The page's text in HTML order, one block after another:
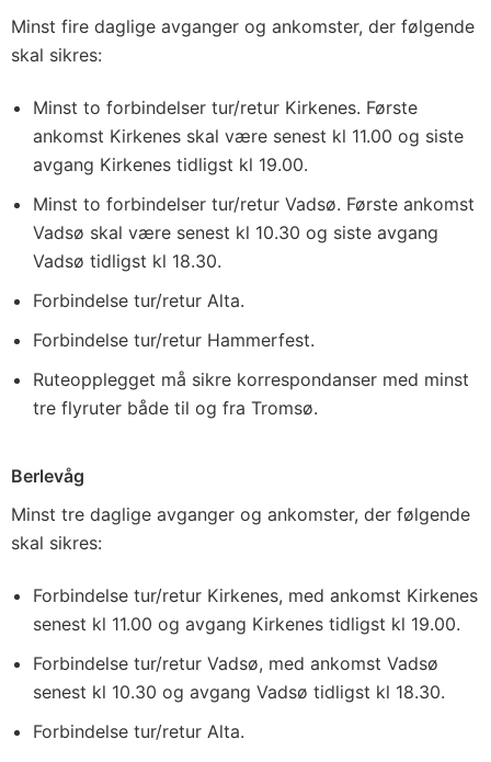
Minst fire daglige avganger og ankomster, der følgende
skal sikres:
Minst to forbindelser tur/retur Kirkenes. Første
ankomst Kirkenes skal være senest kl 11.00 og siste
avgang Kirkenes tidligst kl 19.00.
Minst to forbindelser tur/retur Vadsø. Første ankomst
Vadsø skal være senest kl 10.30 og siste avgang
Vadsø tidligst kl 18.30.
Forbindelse tur/retur Alta.
Forbindelse tur/retur Hammerfest.
Ruteopplegget må sikre korrespondanser med minst
tre flyruter både til og fra Tromsø.
Berlevåg
Minst tre daglige avganger og ankomster, der følgende
skal sikres:
Forbindelse tur/retur Kirkenes, med ankomst Kirkenes
senest kl 11.00 og avgang Kirkenes tidligst kl 19.00.
Forbindelse tur/retur Vadsø, med ankomst Vadsø
senest kl 10.30 og avgang Vadsø tidligst kl 18.30.
Forbindelse tur/retur Alta.